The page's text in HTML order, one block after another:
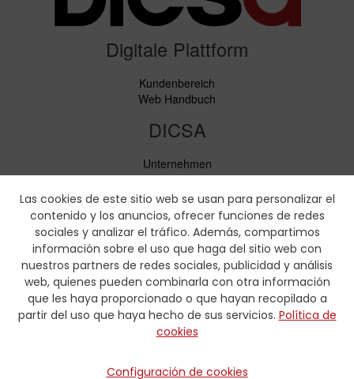
Las cookies de este sitio web se usan para personalizar el
contenido y los anuncios, ofrecer funciones de redes
sociales y analizar el tráfico. Además, compartimos
información sobre el uso que haga del sitio web con
nuestros partners de redes sociales, publicidad y análisis
web, quienes pueden combinarla con otra información
que les haya proporcionado o que hayan recopilado a
partir del uso que haya hecho de sus servicios. Política de
cookies
Configuración de cookies
Digitale Plattform
Kundenbereich
Web Handbuch
DICSA
Unternehmen
Neuigkeiten
Service
Verhaltenskodex
Soziale Verantwortung
Downloads
Preislisten und Produktbroschüren
Zertifikate
Pressmaaßtabellen
Hydraulik-Formulare
Kontakt